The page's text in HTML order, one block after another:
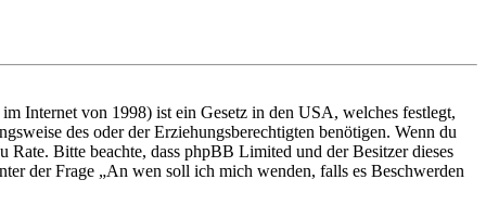
Internet von 1998) ist ein Gesetz in den USA, welches festlegt,
des oder der Erziehungsberechtigten benötigen. Wenn du
Bitte beachte, dass phpBB Limited und der Besitzer dieses
der Frage „An wen soll ich mich wenden, falls es Beschwerden